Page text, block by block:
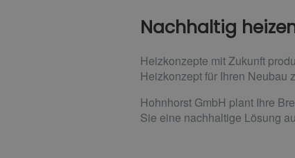
Nachhaltig
Heizkonzepte mit Zukunft
Heizkonzept für Ihren Neubau
Hohnhorst GmbH plant Ihre
Sie eine nachhaltige Lösung